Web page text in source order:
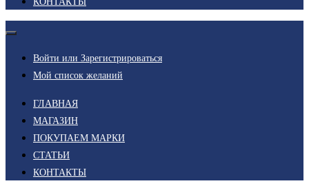
Войти или Зарегистрироваться
Мой список желаний
ГЛАВНАЯ
МАГАЗИН
ПОКУПАЕМ МАРКИ
СТАТЬИ
КОНТАКТЫ